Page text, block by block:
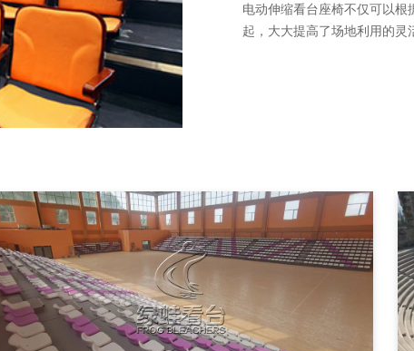
电动伸缩看台座椅不仅可以根
起，大大提高了场地利用的灵